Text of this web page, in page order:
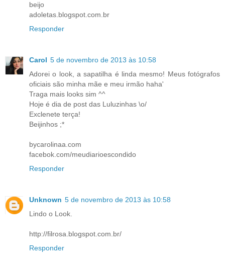
beijo
adoletas.blogspot.com.br
Responder
Carol 5 de novembro de 2013 às 10:58
Adorei o look, a sapatilha é linda mesmo! Meus fotógrafos
oficiais são minha mãe e meu irmão haha'
Traga mais looks sim ^^
Hoje é dia de post das Luluzinhas \o/
Exclenete terça!
Beijinhos ;*
bycarolinaa.com
facebok.com/meudiarioescondido
Responder
Unknown 5 de novembro de 2013 às 10:58
Lindo o Look.
http://filrosa.blogspot.com.br/
Responder